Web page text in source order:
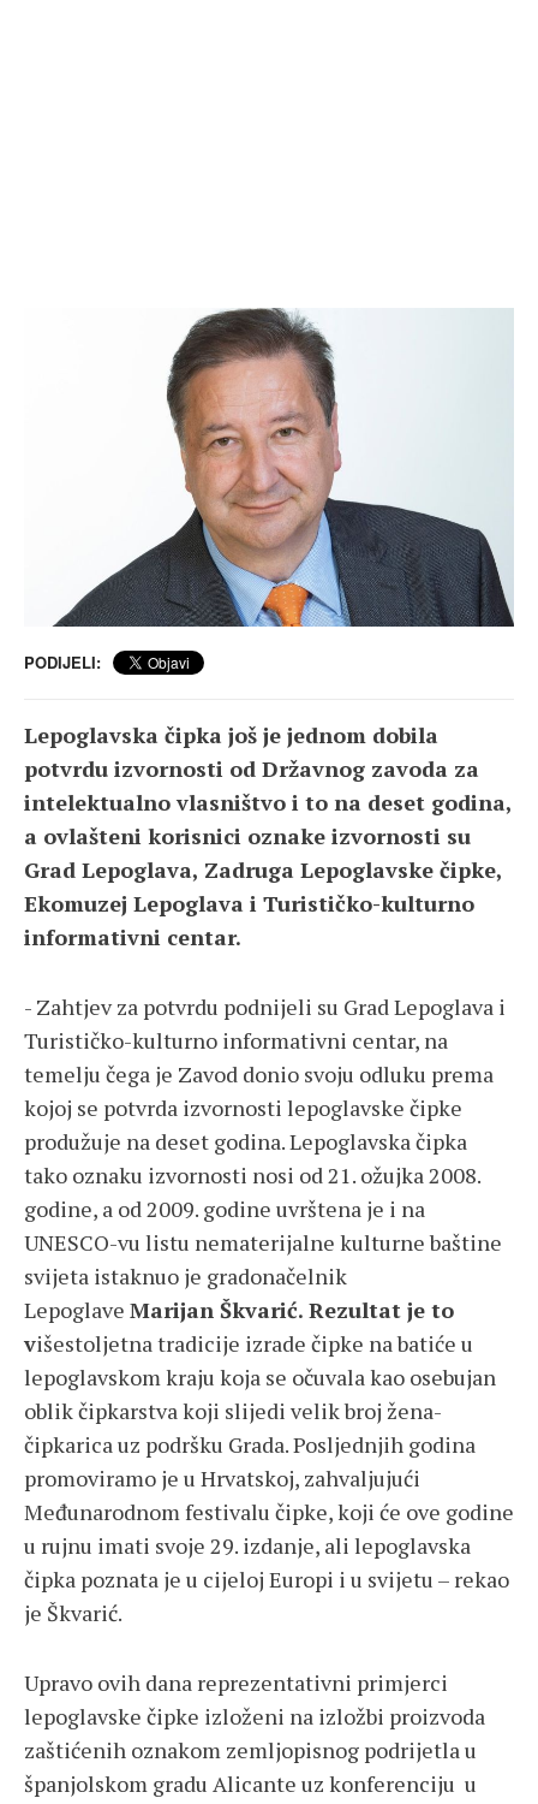
PODIJELI:
Lepoglavska čipka još je jednom dobila
potvrdu izvornosti od Državnog zavoda za
intelektualno vlasništvo i to na deset godina,
a ovlašteni korisnici oznake izvornosti su
Grad Lepoglava, Zadruga Lepoglavske čipke,
Ekomuzej Lepoglava i Turističko-kulturno
informativni centar.
- Zahtjev za potvrdu podnijeli su Grad Lepoglava i
Turističko-kulturno informativni centar, na
temelju čega je Zavod donio svoju odluku prema
kojoj se potvrda izvornosti lepoglavske čipke
produžuje na deset godina. Lepoglavska čipka
tako oznaku izvornosti nosi od 21. ožujka 2008.
godine, a od 2009. godine uvrštena je i na
UNESCO-vu listu nematerijalne kulturne baštine
svijeta istaknuo je gradonačelnik
Lepoglave Marijan Škvarić. Rezultat je to
višestoljetna tradicije izrade čipke na batiće u
lepoglavskom kraju koja se očuvala kao osebujan
oblik čipkarstva koji slijedi velik broj žena-
čipkarica uz podršku Grada. Posljednjih godina
promoviramo je u Hrvatskoj, zahvaljujući
Međunarodnom festivalu čipke, koji će ove godine
u rujnu imati svoje 29. izdanje, ali lepoglavska
čipka poznata je u cijeloj Europi i u svijetu – rekao
je Škvarić.
Upravo ovih dana reprezentativni primjerci
lepoglavske čipke izloženi na izložbi proizvoda
zaštićenih oznakom zemljopisnog podrijetla u
španjolskom gradu Alicante uz konferenciju u